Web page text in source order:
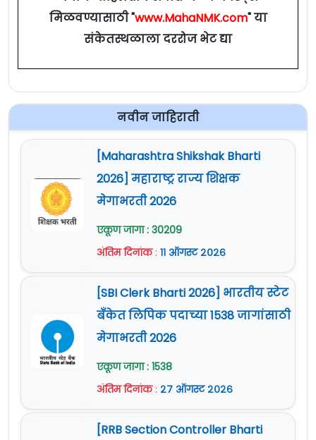
मिळवण्यासाठी "www.MahaNMK.com" या
संकेतस्थळाला दररोज भेट द्या
नवीन जाहिराती
[Maharashtra Shikshak Bharti
2026] महाराष्ट्र राज्य शिक्षक
मेगाभरती 2026
एकूण जागा : 30209
अंतिम दिनांक: ११ ऑगस्ट २०२६
[SBI Clerk Bharti 2026] भारतीय स्टेट
बँकेत लिपिक पदाच्या 1538 जागांसाठी
मेगाभरती 2026
एकूण जागा : 1538
अंतिम दिनांक: २७ ऑगस्ट २०२६
[RRB Section Controller Bharti